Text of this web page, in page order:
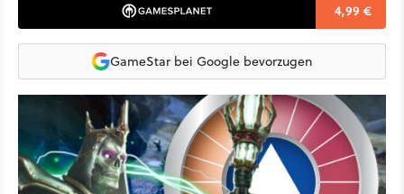
4,99 €
GameStar bei Google bevorzugen